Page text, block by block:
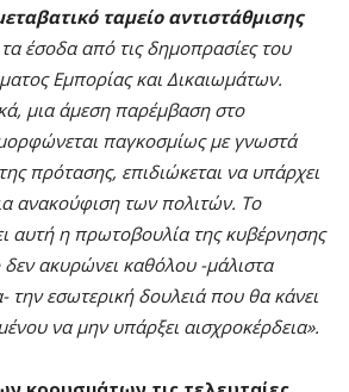
ταμείο αντιστάθμισης
έσοδα από τις δημοπρασίες του
Εμπορίας και Δικαιωμάτων.
μια άμεση παρέμβαση στο
παγκοσμίως με γνωστά
πρότασης, επιδιώκεται να υπάρχει
ανακούφιση των πολιτών. Το
αυτή η πρωτοβουλία της κυβέρνησης
ακυρώνει καθόλου -μάλιστα
την εσωτερική δουλειά που θα κάνει
να μην υπάρξει αισχροκέρδεια».